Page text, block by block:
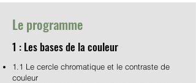
Le programme
1 : Les bases de la couleur
1.1 Le cercle chromatique et le contraste de
couleur